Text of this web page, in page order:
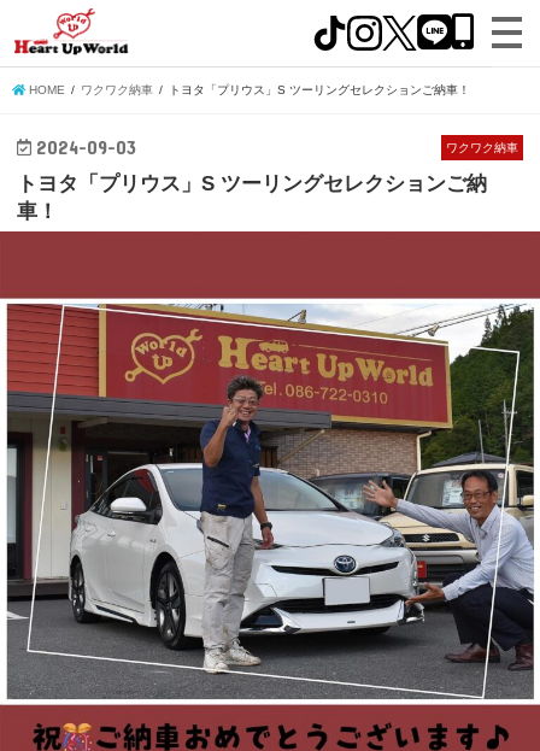
HOME ワクワク納車 トヨタ「プリウス」S ツーリングセレクションご納車！
ワクワク納車
2024-09-03
トヨタ「プリウス」S ツーリングセレクションご納
車！